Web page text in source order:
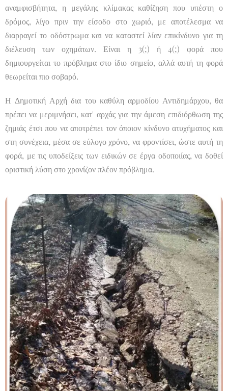
αναμφισβήτητα, η μεγάλης κλίμακας καθίζηση που υπέστη ο
δρόμος, λίγο πριν την είσοδο στο χωριό, με αποτέλεσμα να
διαρραγεί το οδόστρωμα και να καταστεί λίαν επικίνδυνο για τη
διέλευση των οχημάτων. Είναι η 3(;) ή 4(;) φορά που
δημιουργείται το πρόβλημα στο ίδιο σημείο, αλλά αυτή τη φορά
θεωρείται πιο σοβαρό.
Η Δημοτική Αρχή δια του καθύλη αρμοδίου Αντιδημάρχου, θα
πρέπει να μεριμνήσει, κατ' αρχάς για την άμεση επιδιόρθωση της
ζημιάς έτσι που να αποτρέπει τον όποιον κίνδυνο ατυχήματος και
στη συνέχεια, μέσα σε εύλογο χρόνο, να φροντίσει, ώστε αυτή τη
φορά, με τις υποδείξεις των ειδικών σε έργα οδοποιίας, να δοθεί
οριστική λύση στο χρονίζον πλέον πρόβλημα.